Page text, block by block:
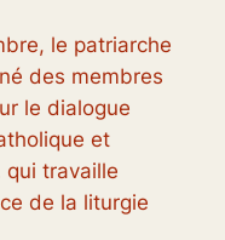
le patriarche
des membres
le dialogue
et
qui travaille
de la liturgie